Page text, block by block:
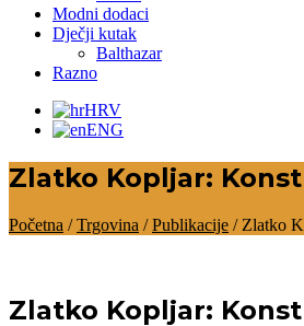
Modni dodaci
Dječji kutak
Balthazar
Razno
HRV
ENG
Zlatko Kopljar:
Početna /Trgovina /Publikacije / Zlatko
Zlatko Kopljar: